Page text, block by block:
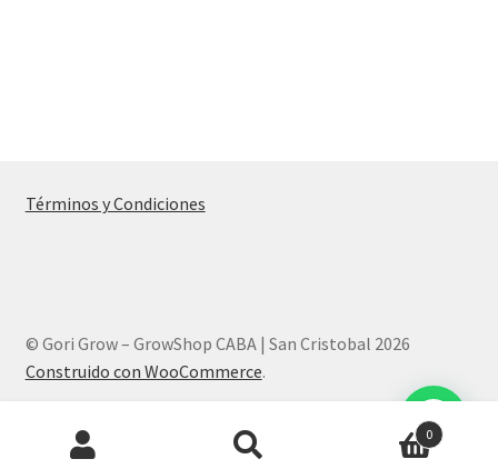
Términos y Condiciones
© Gori Grow – GrowShop CABA | San Cristobal 2026
Construido con WooCommerce.
Products
search
0